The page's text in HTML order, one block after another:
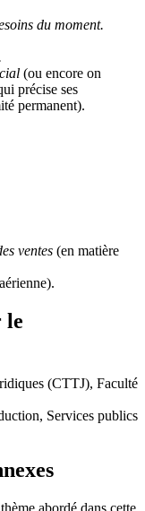
du moment.
(ou encore on
précise ses
permanent).
ventes (en matière
le
(CTTJ), Faculté
Services publics
abordé dans cette